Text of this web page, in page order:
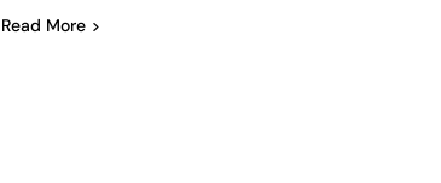
Read More